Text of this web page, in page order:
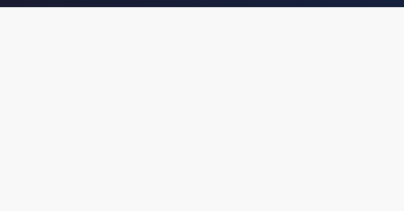
Köşe Yazarları Gazete Manşetleri